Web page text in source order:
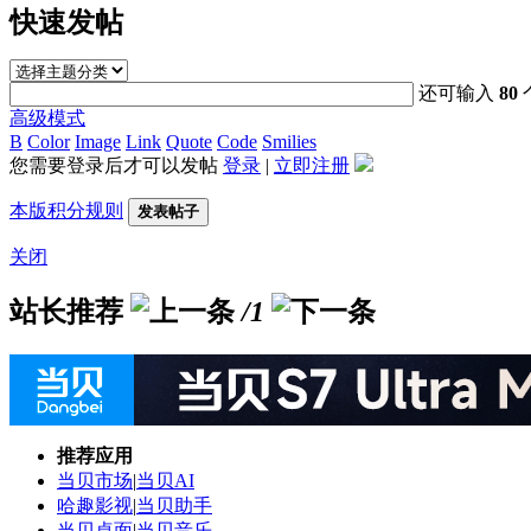
快速发帖
还可输入80
高级模式
B Color Image Link Quote Code Smilies
您需要登录后才可以发帖 登录 | 立即注册
本版积分规则 发表帖子
关闭
站长推荐 /1
推荐应用
当贝市场|当贝AI
哈趣影视|当贝助手